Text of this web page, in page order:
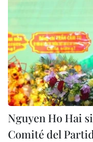
Nguyen Ho Hai
Comité del